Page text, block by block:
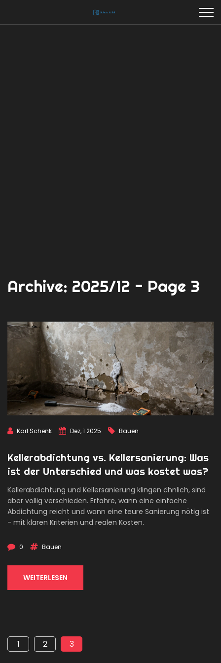
Archive: 2025/12 - Page 3
Karl Schenk Dez, 1 2025 Bauen
Kellerabdichtung vs. Kellersanierung: Was
ist der Unterschied und was kostet was?
Kellerabdichtung und Kellersanierung klingen ähnlich, sind
aber völlig verschieden. Erfahre, wann eine einfache
Abdichtung reicht und wann eine teure Sanierung nötig ist
- mit klaren Kriterien und realen Kosten.
0 Bauen
WEITERLESEN
1 2 3